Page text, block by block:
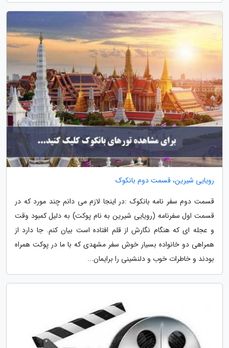
رویایی شیرین، قسمت دوم بانکوک
قسمت دوم سفر نامه بانکوک :در اینجا لازم می دانم چند مورد که در
قسمت اول سفرنامه (رویایی شیرین به نام پوکت) به دلیل کمبود وقت
و عجله ای که هنگام نگارش از قلم افتاده است بیان کنم. جا دارد از
همراهی دو خانواده بسیار خوش سفر مشهدی که با ما در پوکت همراه
بودند و خاطرات خوب و دلنشینی را برایمان...